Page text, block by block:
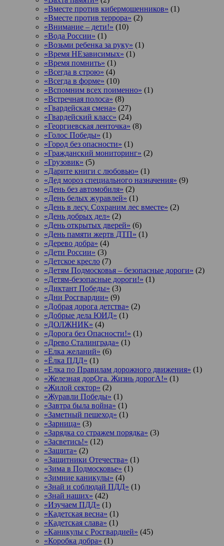
«Вместе против кибермошенников» (1)
«Вместе против террора» (2)
«Внимание – дети!» (10)
«Вода России» (1)
«Возьми ребенка за руку» (1)
«Время НЕзависимых» (1)
«Время помнить» (1)
«Всегда в строю» (4)
«Всегда в форме» (10)
«Вспомним всех поименно» (1)
«Встречная полоса» (8)
«Гвардейская смена» (27)
«Гвардейский класс» (24)
«Георгиевская ленточка» (8)
«Голос Победы» (1)
«Город без опасности» (1)
«Гражданский мониторинг» (2)
«Грузовик» (5)
«Дарите книги с любовью» (1)
«Дед мороз специального назначения» (9)
«День без автомобиля» (2)
«День белых журавлей» (1)
«День в лесу. Сохраним лес вместе» (2)
«День добрых дел» (2)
«День открытых дверей» (6)
«День памяти жертв ДТП» (1)
«Дерево добра» (4)
«Дети России» (3)
«Детское кресло (7)
«Детям Подмосковья – безопасные дороги» (2)
«Детям-безопасные дороги!» (1)
«Диктант Победы» (3)
«Дни Росгвардии» (9)
«Добрая дорога детства» (2)
«Добрые дела ЮИД» (1)
«ДОЛЖНИК» (4)
«Дорога без Опасности!» (1)
«Древо Сталинграда» (1)
«Елка желаний» (6)
«Ёлка ПДД» (1)
«Елка по Правилам дорожного движения» (1)
«Железная дорОга. Жизнь дорогА!» (1)
«Жилой сектор» (2)
«Журавли Победы» (1)
«Завтра была война» (1)
«Заметный пешеход» (1)
«Зарница» (3)
«Зарядка со стражем порядка» (3)
«Засветись!» (12)
«Защита» (2)
«Защитники Отечества» (1)
«Зима в Подмосковье» (1)
«Зимние каникулы» (4)
«Знай и соблюдай ПДД» (1)
«Знай наших» (42)
«Изучаем ПДД» (1)
«Кадетская весна» (1)
«Кадетская слава» (1)
«Каникулы с Росгвардией» (45)
«Коробка добра» (1)